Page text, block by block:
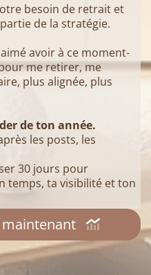
besoin de retrait et
de la stratégie.
aimé avoir à ce moment-
me retirer, me
plus alignée, plus
de ton année.
les posts, les
30 jours pour
temps, ta visibilité et ton
maintenant